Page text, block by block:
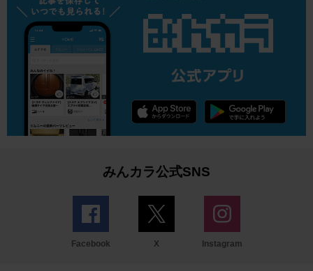
みんカラ公式SNS
Facebook X Instagram